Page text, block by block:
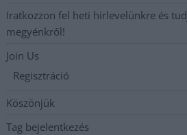
Iratkozzon fel heti hírlevelünkre és
megyénkről!
Join Us
Regisztráció
Köszönjük
Tag bejelentkezés